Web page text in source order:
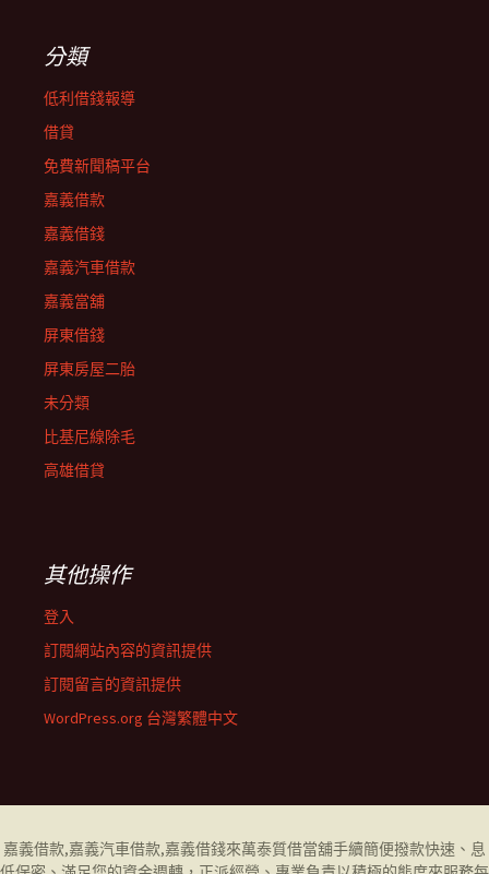
分類
低利借錢報導
借貸
免費新聞稿平台
嘉義借款
嘉義借錢
嘉義汽車借款
嘉義當舖
屏東借錢
屏東房屋二胎
未分類
比基尼線除毛
高雄借貸
其他操作
登入
訂閱網站內容的資訊提供
訂閱留言的資訊提供
WordPress.org 台灣繁體中文
嘉義借款,嘉義汽車借款,嘉義借錢來萬泰質借當舖手續簡便撥款快速、息